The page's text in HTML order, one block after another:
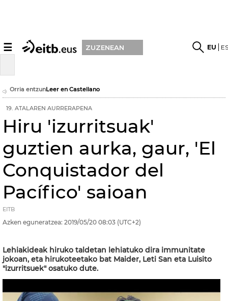
☰ ZUZENEAN EU
Orria entzunLeer en Castellano
19. ATALAREN AURRERAPENA
Hiru 'izurritsuak'
guztien aurka, gaur, 'El
Conquistador del
Pacífico' saioan
EITB
Azken eguneratzea: 2019/05/20 08:03 (UTC+2)
Lehiakideak hiruko taldetan lehiatuko dira immunitate
jokoan, eta hirukoteetako bat Maider, Leti San eta Luisito
"izurritsuek" osatuko dute.